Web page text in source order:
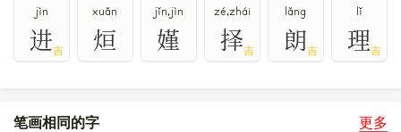
jìn
进吉
xuǎn
烜
jǐn,jìn
嫤
zé,zhái
择吉
lǎng
朗吉
lǐ
理吉
笔画相同的字 更多